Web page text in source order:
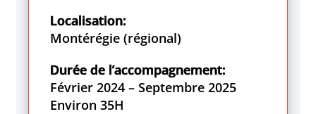
Localisation:
Montérégie (régional)
Durée de l’accompagnement:
Février 2024 – Septembre 2025
Environ 35H